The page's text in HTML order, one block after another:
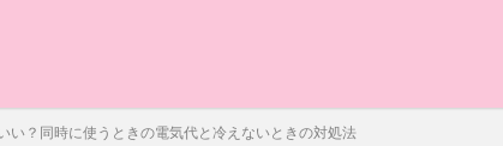
い？同時に使うときの電気代と冷えないときの対処法